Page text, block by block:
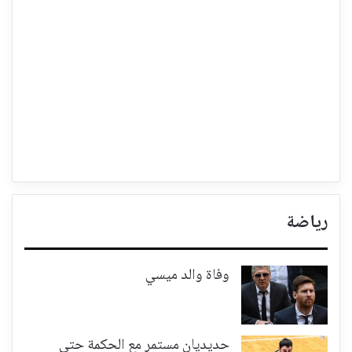
رياضة
وفاة والد ميسي
حديديان مستمر مع الحكمة حتى